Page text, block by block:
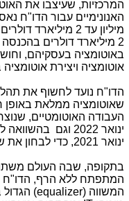
המרכזיות, שעיצבו את
מיליון עד 2
2 מיליארד דולרים
באוטומציה בעסקיהם,
אוטומציה ויצירת
הדו"ח נועד לחשוף את
שאוטומציה ממלאת באופן
ינואר 2021, כדי לבחון את שינוי המגמות משנה לשנה.
בתקופה, שבה העולם
המתפתח ללא הרף, הדו"ח
המשווה (equalizer
)